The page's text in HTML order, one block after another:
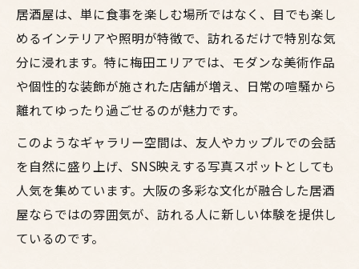
大阪ならではの焼鳥とお酒の味わいを探る
ギャラリー空間で体感する焼鳥の魅力とは
梅田で過ごすおしゃれな鶏料理の夜
梅田の居酒屋でおしゃれな鶏料理を堪能
焼鳥とお酒が彩る梅田の夜の過ごし方
大阪のギャラリー空間で楽しむ鶏料理
居酒屋で味わう絶品鶏料理とお酒のマリア
ージュ
落ち着いた雰囲気で楽しむ梅田の鳥料理
居酒屋は、単に食事を楽しむ場所ではなく、目でも楽し
めるインテリアや照明が特徴で、訪れるだけで特別な気
分に浸れます。特に梅田エリアでは、モダンな美術作品
や個性的な装飾が施された店舗が増え、日常の喧騒から
離れてゆったり過ごせるのが魅力です。
このようなギャラリー空間は、友人やカップルでの会話
を自然に盛り上げ、SNS映えする写真スポットとしても
人気を集めています。大阪の多彩な文化が融合した居酒
屋ならではの雰囲気が、訪れる人に新しい体験を提供し
ているのです。